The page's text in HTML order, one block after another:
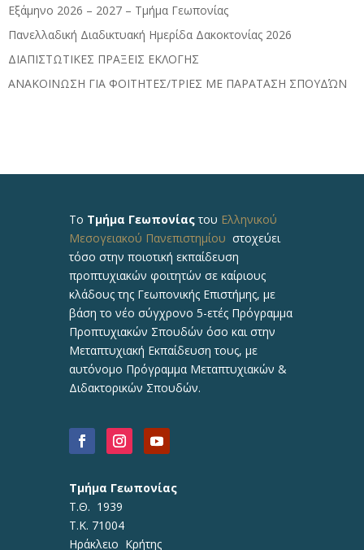
Εξάμηνο 2026 – 2027 – Τμήμα Γεωπονίας
Πανελλαδική Διαδικτυακή Ημερίδα Δακοκτονίας 2026
ΔΙΑΠΙΣΤΩΤΙΚΕΣ ΠΡΑΞΕΙΣ ΕΚΛΟΓΗΣ
ΑΝΑΚΟΙΝΩΣΗ ΓΙΑ ΦΟΙΤΗΤΕΣ/ΤΡΙΕΣ ΜΕ ΠΑΡΑΤΑΣΗ ΣΠΟΥΔΏΝ
Το Τμήμα Γεωπονίαςτου Ελληνικού
Μεσογειακού Πανεπιστημίου στοχεύει
τόσο στην ποιοτική εκπαίδευση
προπτυχιακών φοιτητών σε καίριους
κλάδους της Γεωπονικής Επιστήμης, με
βάση το νέο σύγχρονο 5-ετές Πρόγραμμα
Προπτυχιακών Σπουδών όσο και στην
Μεταπτυχιακή Εκπαίδευση τους, με
αυτόνομο Πρόγραμμα Μεταπτυχιακών &
Διδακτορικών Σπουδών.
Τμήμα Γεωπονίας
Τ.Θ. 1939
Τ.Κ. 71004
Ηράκλειο Κρήτης